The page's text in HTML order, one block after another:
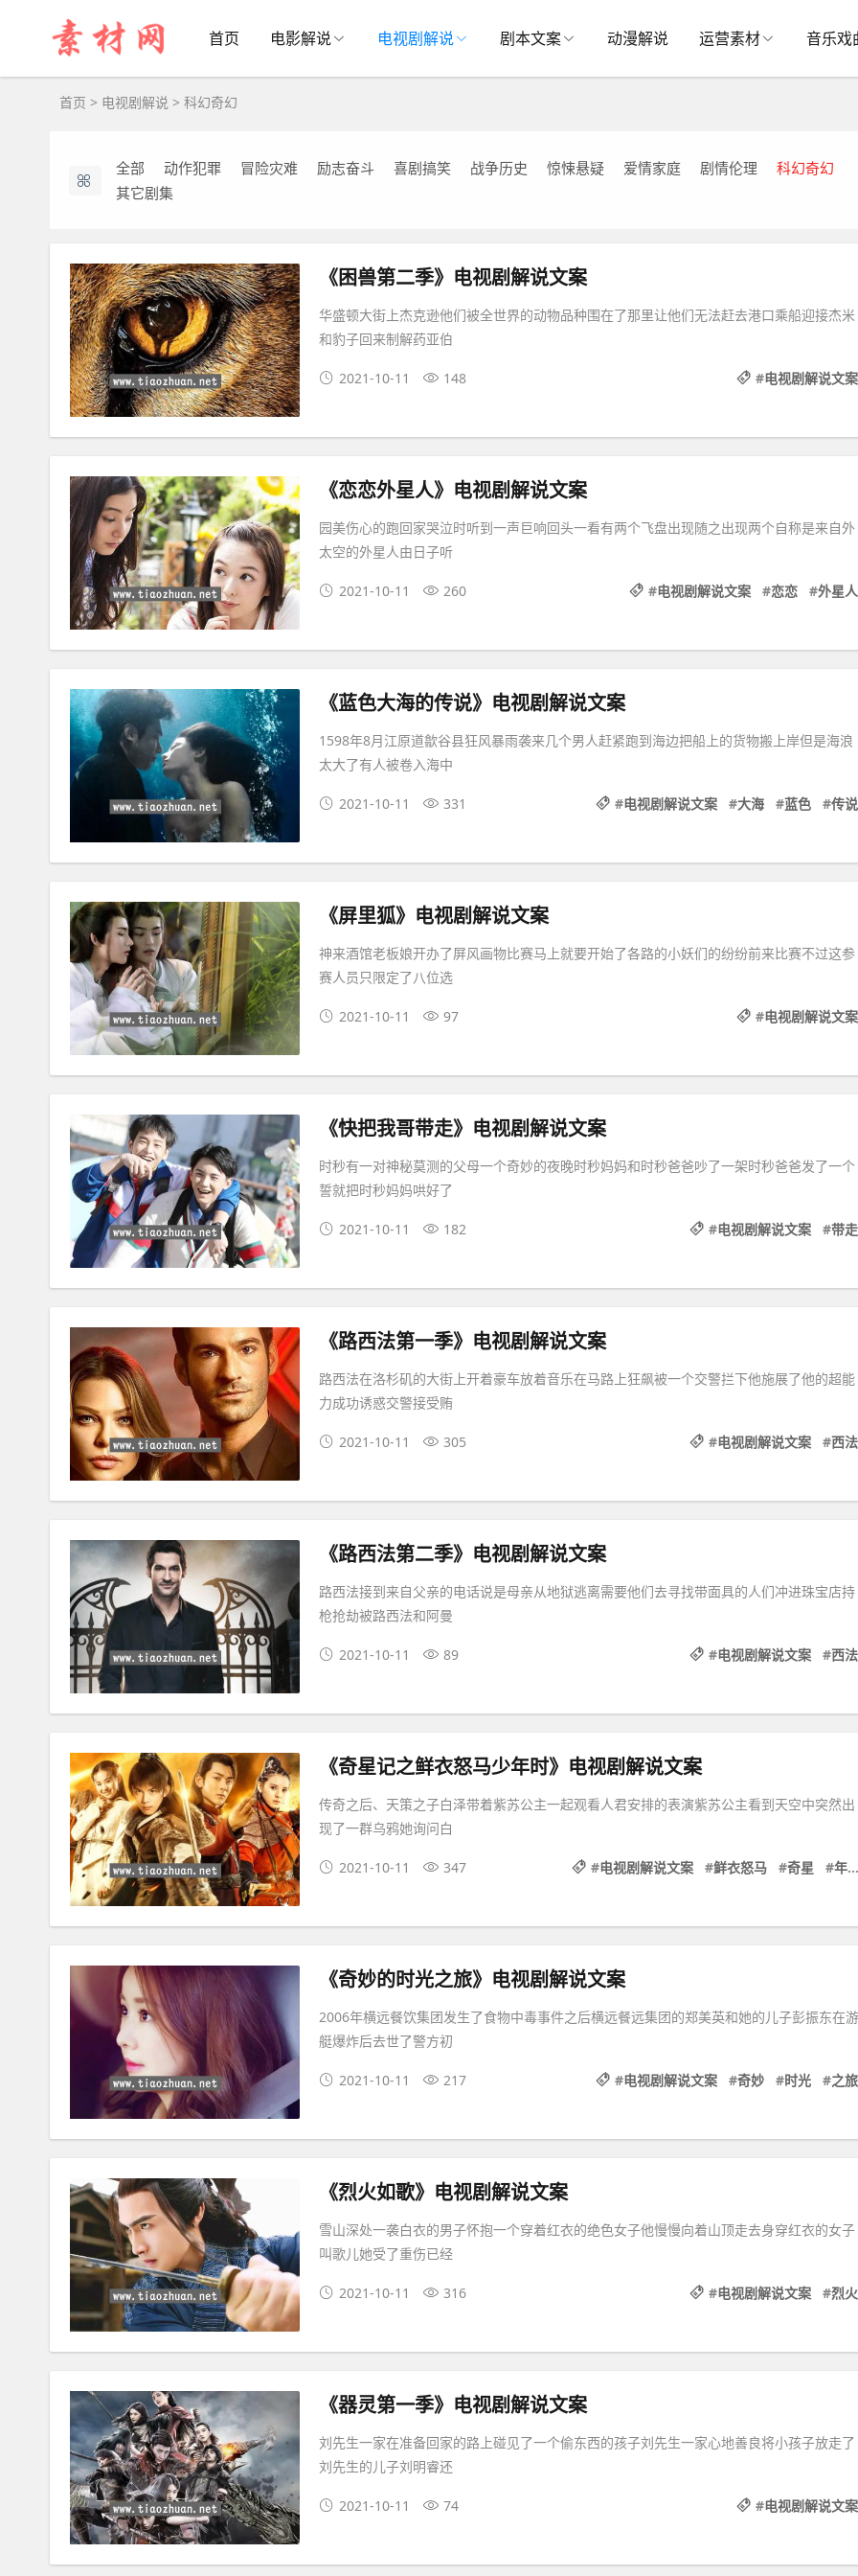
首页 电影解说 电视剧解说 剧本文案 动漫解说 运营素材 音乐戏
首页 > 电视剧解说 > 科幻奇幻
全部 动作犯罪 冒险灾难 励志奋斗 喜剧搞笑 战争历史 惊悚悬疑 爱情家庭 剧情伦理
科幻奇幻
其它剧集
《困兽第二季》电视剧解说文案
华盛顿大街上杰克逊他们被全世界的动物品种围在了那里让他们无法赶去港口乘船迎接杰米
和豹子回来制解药亚伯
2021-10-11 148 #电视剧解说文案
《恋恋外星人》电视剧解说文案
园美伤心的跑回家哭泣时听到一声巨响回头一看有两个飞盘出现随之出现两个自称是来自外
太空的外星人由日子听
2021-10-11 260 #电视剧解说文案 #恋恋 #外星人
《蓝色大海的传说》电视剧解说文案
1598年8月江原道歙谷县狂风暴雨袭来几个男人赶紧跑到海边把船上的货物搬上岸但是海浪
太大了有人被卷入海中
2021-10-11 331 #电视剧解说文案 #大海 #蓝色 #传说
《屏里狐》电视剧解说文案
神来酒馆老板娘开办了屏风画物比赛马上就要开始了各路的小妖们的纷纷前来比赛不过这参
赛人员只限定了八位选
2021-10-11 97 #电视剧解说文案
《快把我哥带走》电视剧解说文案
时秒有一对神秘莫测的父母一个奇妙的夜晚时秒妈妈和时秒爸爸吵了一架时秒爸爸发了一个
誓就把时秒妈妈哄好了
2021-10-11 182 #电视剧解说文案 #带走
《路西法第一季》电视剧解说文案
路西法在洛杉矶的大街上开着豪车放着音乐在马路上狂飙被一个交警拦下他施展了他的超能
力成功诱惑交警接受贿
2021-10-11 305 #电视剧解说文案 #西法
《路西法第二季》电视剧解说文案
路西法接到来自父亲的电话说是母亲从地狱逃离需要他们去寻找带面具的人们冲进珠宝店持
枪抢劫被路西法和阿曼
2021-10-11 89 #电视剧解说文案 #西法
《奇星记之鲜衣怒马少年时》电视剧解说文案
传奇之后、天策之子白泽带着紫苏公主一起观看人君安排的表演紫苏公主看到天空中突然出
现了一群乌鸦她询问白
2021-10-11 347 #电视剧解说文案 #鲜衣怒马 #奇星 #年时
《奇妙的时光之旅》电视剧解说文案
2006年横远餐饮集团发生了食物中毒事件之后横远餐远集团的郑美英和她的儿子彭振东在游
艇爆炸后去世了警方初
2021-10-11 217 #电视剧解说文案 #奇妙 #时光 #之旅
《烈火如歌》电视剧解说文案
雪山深处一袭白衣的男子怀抱一个穿着红衣的绝色女子他慢慢向着山顶走去身穿红衣的女子
叫歌儿她受了重伤已经
2021-10-11 316 #电视剧解说文案 #烈火
《器灵第一季》电视剧解说文案
刘先生一家在准备回家的路上碰见了一个偷东西的孩子刘先生一家心地善良将小孩子放走了
刘先生的儿子刘明睿还
2021-10-11 74 #电视剧解说文案